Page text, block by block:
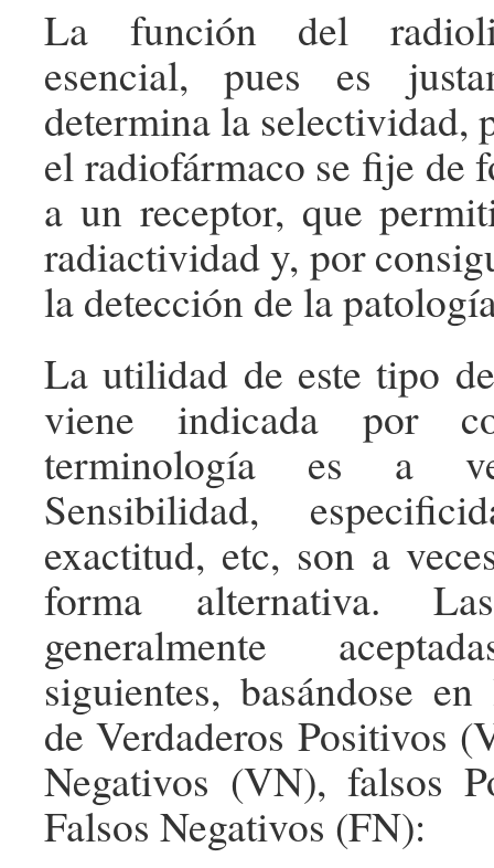
La función del
esencial, pues es
determina la selectividad,
el radiofármaco se fije de
a un receptor, que
radiactividad y, por
la detección de la
La utilidad de este tipo
viene indicada por
terminología es a
Sensibilidad,
exactitud, etc, son a
forma alternativa.
generalmente
siguientes, basándose
de Verdaderos Positivos
Negativos (VN), falsos
Falsos Negativos (FN):